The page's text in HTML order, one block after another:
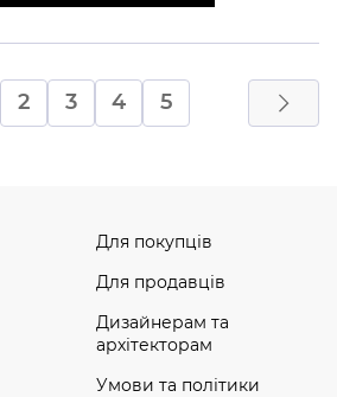
2 3 4 5
Для покупців
Для продавців
Дизайнерам та
архітекторам
Умови та політики